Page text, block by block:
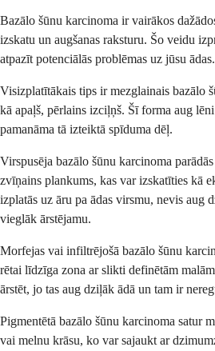
Bazālo šūnu karcinoma ir vairākos
izskatu un augšanas raksturu. Šo veidu
atpazīt potenciālās problēmas uz jūsu ādas.
Visizplatītākais tips ir mezglainais bazālo
kā apaļš, pērlains izciļņš. Šī forma aug
pamanāma tā izteiktā spīduma dēļ.
Virspusēja bazālo šūnu karcinoma
zvīņains plankums, kas var izskatīties kā
izplatās uz āru pa ādas virsmu, nevis aug
vieglāk ārstējamu.
Morfejas vai infiltrējošā bazālo šūnu
rētai līdzīga zona ar slikti definētām
ārstēt, jo tas aug dziļāk ādā un tam ir
Pigmentētā bazālo šūnu karcinoma satur
vai melnu krāsu, ko var sajaukt ar